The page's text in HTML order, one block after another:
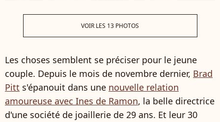
VOIR LES 13 PHOTOS
Les choses semblent se préciser pour le jeune
couple. Depuis le mois de novembre dernier, Brad
Pitt s'épanouit dans une nouvelle relation
amoureuse avec Ines de Ramon, la belle directrice
d'une société de joaillerie de 29 ans. Et leur 30